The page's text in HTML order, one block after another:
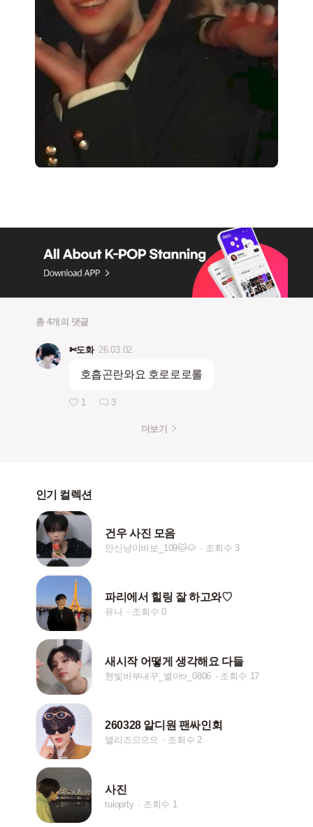
총 4개의 댓글
✄도화 26.03.02
호흡곤란와요 호로로로롤
1 3
더보기
인기 컬렉션
건우 사진 모음
안신냥이바보_109🐱🐶 조회수 3
파리에서 힐링 잘 하고와♡
유나 조회수 0
새시작 어떻게 생각해요 다들
현빛바부내꾸_별아𖹭_0806 조회수 17
260328 알디원 팬싸인회
앨리즈으으으 조회수 2
사진
tuioprty 조회수 1